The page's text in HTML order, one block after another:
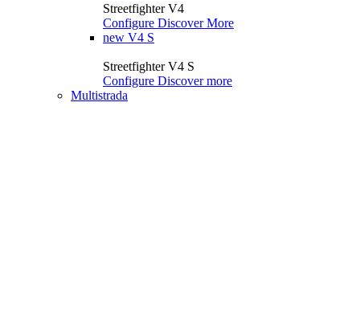
Streetfighter V4
Configure Discover More
new V4 S
Streetfighter V4 S
Configure Discover more
Multistrada